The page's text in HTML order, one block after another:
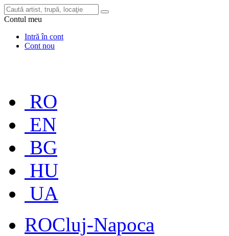
Contul meu
Intră în cont
Cont nou
RO
EN
BG
HU
UA
ROCluj-Napoca